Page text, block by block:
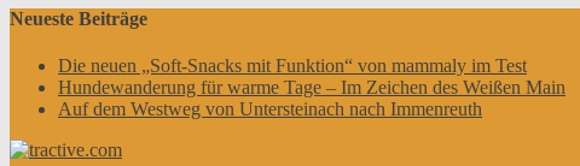
Neueste Beiträge
Die neuen „Soft-Snacks mit Funktion“ von mammaly im Test
Hundewanderung für warme Tage – Im Zeichen des Weißen Main
Auf dem Westweg von Untersteinach nach Immenreuth